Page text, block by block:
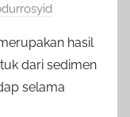
hasil
dari sedimen
selama